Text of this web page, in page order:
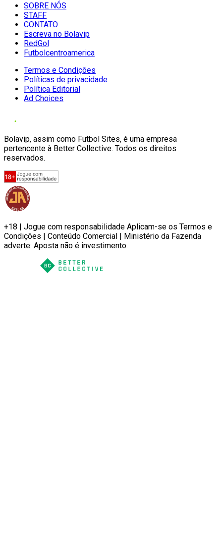
SOBRE NÓS
STAFF
CONTATO
Escreva no Bolavip
RedGol
Futbolcentroamerica
Termos e Condições
Políticas de privacidade
Política Editorial
Ad Choices
Bolavip, assim como Futbol Sites, é uma empresa
pertencente à Better Collective. Todos os direitos
reservados.
+18 | Jogue com responsabilidade Aplicam-se os Termos e
Condições | Conteúdo Comercial | Ministério da Fazenda
adverte: Aposta não é investimento.